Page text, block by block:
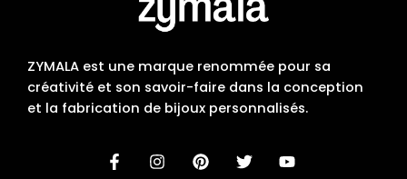
ZYMALA est une marque renommée pour sa
créativité et son savoir-faire dans la conception
et la fabrication de bijoux personnalisés.